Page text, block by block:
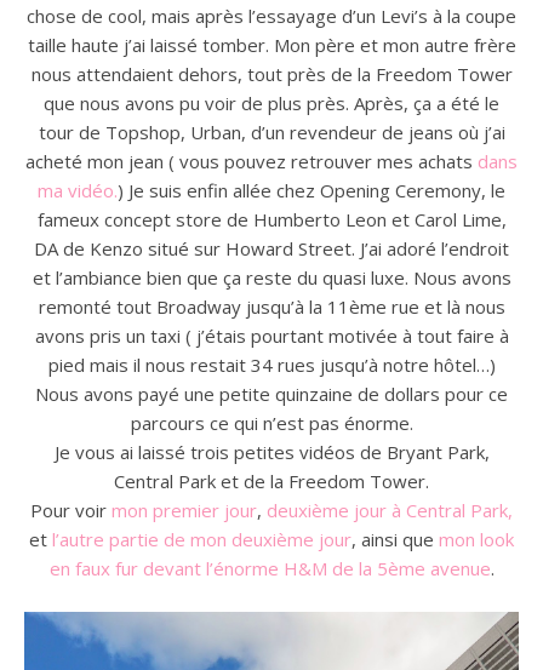
chose de cool, mais après l’essayage d’un Levi’s à la coupe
taille haute j’ai laissé tomber. Mon père et mon autre frère
nous attendaient dehors, tout près de la Freedom Tower
que nous avons pu voir de plus près. Après, ça a été le
tour de Topshop, Urban, d’un revendeur de jeans où j’ai
acheté mon jean ( vous pouvez retrouver mes achats dans
ma vidéo.) Je suis enfin allée chez Opening Ceremony, le
fameux concept store de Humberto Leon et Carol Lime,
DA de Kenzo situé sur Howard Street. J’ai adoré l’endroit
et l’ambiance bien que ça reste du quasi luxe. Nous avons
remonté tout Broadway jusqu’à la 11ème rue et là nous
avons pris un taxi ( j’étais pourtant motivée à tout faire à
pied mais il nous restait 34 rues jusqu’à notre hôtel…)
Nous avons payé une petite quinzaine de dollars pour ce
parcours ce qui n’est pas énorme.
Je vous ai laissé trois petites vidéos de Bryant Park,
Central Park et de la Freedom Tower.
Pour voir mon premier jour, deuxième jour à Central Park,
et l’autre partie de mon deuxième jour, ainsi que mon look
en faux fur devant l’énorme H&M de la 5ème avenue.